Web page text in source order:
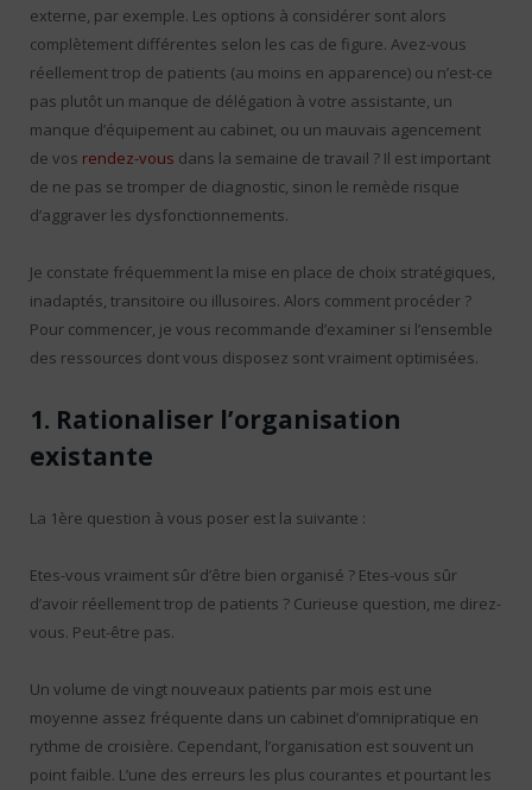
externe, par exemple. Les options à considérer sont alors
complètement différentes selon les cas de figure. Avez-vous
réellement trop de patients (au moins en apparence) ou n’est-ce
pas plutôt un manque de délégation à votre assistante, un
manque d’équipement au cabinet, ou un mauvais agencement
de vos rendez-vous dans la semaine de travail ? Il est important
de ne pas se tromper de diagnostic, sinon le remède risque
d’aggraver les dysfonctionnements.
Je constate fréquemment la mise en place de choix stratégiques,
inadaptés, transitoire ou illusoires. Alors comment procéder ?
Pour commencer, je vous recommande d’examiner si l’ensemble
des ressources dont vous disposez sont vraiment optimisées.
1. Rationaliser l’organisation
existante
La 1ère question à vous poser est la suivante :
Etes-vous vraiment sûr d’être bien organisé ? Etes-vous sûr
d’avoir réellement trop de patients ? Curieuse question, me direz-
vous. Peut-être pas.
Un volume de vingt nouveaux patients par mois est une
moyenne assez fréquente dans un cabinet d’omnipratique en
rythme de croisière. Cependant, l’organisation est souvent un
point faible. L’une des erreurs les plus courantes et pourtant les